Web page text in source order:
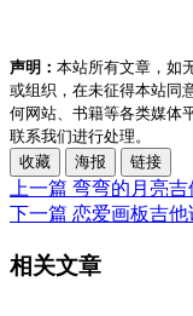
声明： 本站所有文章，如
或组织，在未征得本站同
何网站、书籍等各类媒体
联系我们进行处理。
收藏
海报 链接
上一篇 弯弯的月亮
下一篇 恋爱画板吉
相关文章